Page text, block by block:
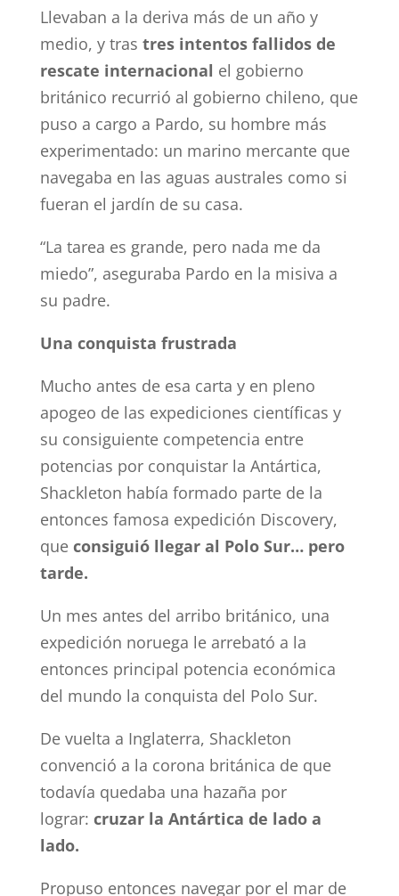
Llevaban a la deriva más de un año y
medio, y tras tres intentos fallidos de
rescate internacional el gobierno
británico recurrió al gobierno chileno, que
puso a cargo a Pardo, su hombre más
experimentado: un marino mercante que
navegaba en las aguas australes como si
fueran el jardín de su casa.
“La tarea es grande, pero nada me da
miedo”, aseguraba Pardo en la misiva a
su padre.
Una conquista frustrada
Mucho antes de esa carta y en pleno
apogeo de las expediciones científicas y
su consiguiente competencia entre
potencias por conquistar la Antártica,
Shackleton había formado parte de la
entonces famosa expedición Discovery,
que consiguió llegar al Polo Sur… pero
tarde.
Un mes antes del arribo británico, una
expedición noruega le arrebató a la
entonces principal potencia económica
del mundo la conquista del Polo Sur.
De vuelta a Inglaterra, Shackleton
convenció a la corona británica de que
todavía quedaba una hazaña por
lograr: cruzar la Antártica de lado a
lado.
Propuso entonces navegar por el mar de